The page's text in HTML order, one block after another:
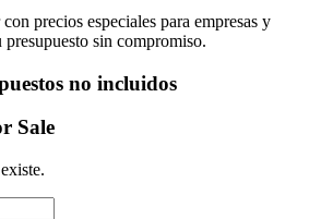
precios especiales para empresas y
sin compromiso.
no incluidos
Sale